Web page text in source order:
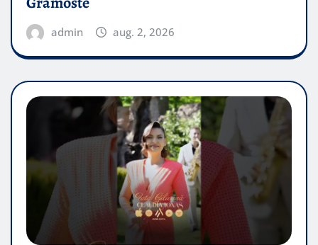
admin aug. 2, 2026